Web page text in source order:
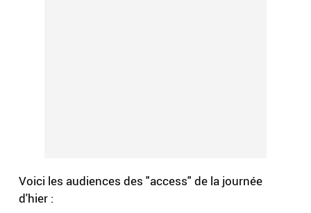
Voici les audiences des "access" de la journée
d'hier :